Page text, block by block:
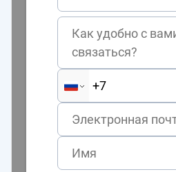
Как удобно с
связаться?